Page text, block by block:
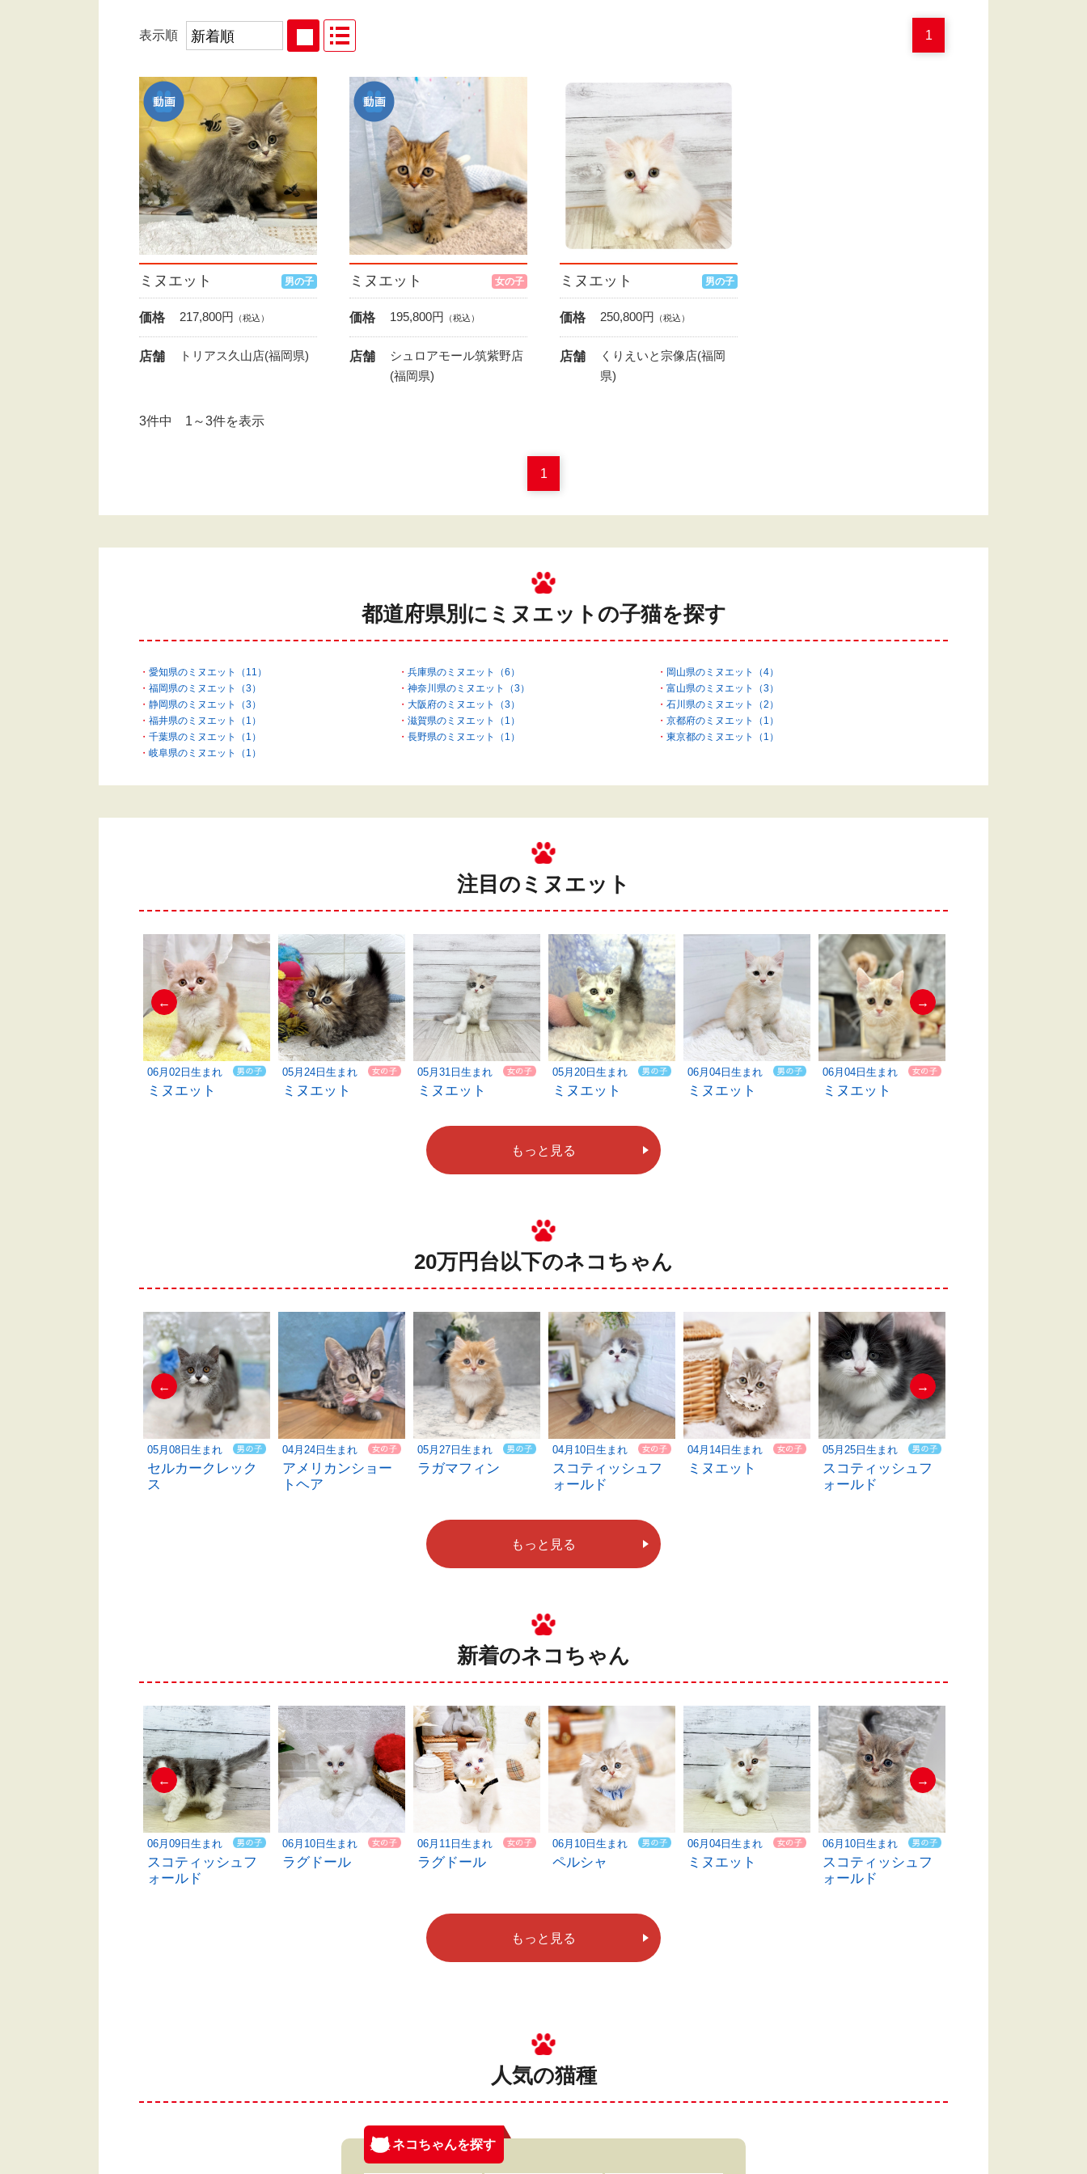
表示順 1
ミヌエット 男の子
価格 217,800円 （税込）
店舗 トリアス久山店(福岡県)
ミヌエット 女の子
価格 195,800円 （税込）
店舗
シュロアモール筑紫野店
(福岡県)
ミヌエット 男の子
価格 250,800円 （税込）
店舗
くりえいと宗像店(福岡
県)
3件中 1～3件を表示
1
都道府県別にミヌエットの子猫を探す
愛知県のミヌエット（11） 兵庫県のミヌエット（6）
岡山県のミヌエット（4）
福岡県のミヌエット（3）
神奈川県のミヌエット（3）
富山県のミヌエット（3）
静岡県のミヌエット（3）
大阪府のミヌエット（3）
石川県のミヌエット（2）
福井県のミヌエット（1）
滋賀県のミヌエット（1）
京都府のミヌエット（1）
千葉県のミヌエット（1）
長野県のミヌエット（1）
東京都のミヌエット（1）
岐阜県のミヌエット（1）
注目のミヌエット
←
06月02日生まれ
ミヌエット
05月24日生まれ
ミヌエット
05月31日生まれ
ミヌエット
05月20日生まれ
ミヌエット
06月04日生まれ
ミヌエット
06月04日生まれ
ミヌエット
→
もっと見る
20万円台以下のネコちゃん
←
05月08日生まれ
セルカークレック
ス
04月24日生まれ
アメリカンショー
トヘア
05月27日生まれ
ラガマフィン
04月10日生まれ
スコティッシュフ
ォールド
04月14日生まれ
ミヌエット
05月25日生まれ
スコティッシュフ
ォールド
→
もっと見る
新着のネコちゃん
←
06月09日生まれ
スコティッシュフ
ォールド
06月10日生まれ
ラグドール
06月11日生まれ
ラグドール
06月10日生まれ
ペルシャ
06月04日生まれ
ミヌエット
06月10日生まれ
スコティッシュフ
ォールド
→
もっと見る
人気の猫種
ネコちゃんを探す